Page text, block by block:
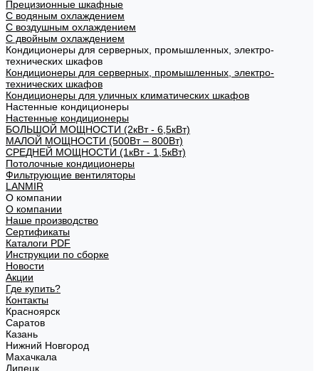
Прецизионные шкафные
С водяным охлаждением
С воздушным охлаждением
С двойным охлаждением
Кондиционеры для серверных, промышленных, электро-
технических шкафов
Кондиционеры для серверных, промышленных, электро-
технических шкафов
Кондиционеры для уличных климатических шкафов
Настенные кондиционеры
Настенные кондиционеры
БОЛЬШОЙ МОЩНОСТИ (2кВт - 6,5кВт)
МАЛОЙ МОЩНОСТИ (500Вт – 800Вт)
СРЕДНЕЙ МОЩНОСТИ (1кВт - 1,5кВт)
Потолочные кондиционеры
Фильтрующие вентиляторы
LANMIR
О компании
О компании
Наше производство
Сертификаты
Каталоги PDF
Инструкции по сборке
Новости
Акции
Где купить?
Контакты
Красноярск
Саратов
Казань
Нижний Новгород
Махачкала
Липецк